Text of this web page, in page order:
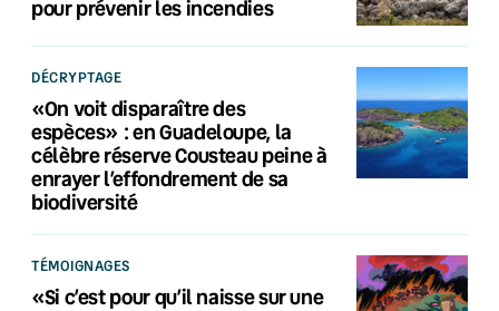
pour prévenir les incendies
DÉCRYPTAGE
«On voit disparaître des
espèces» : en Guadeloupe, la
célèbre réserve Cousteau peine à
enrayer l’effondrement de sa
biodiversité
TÉMOIGNAGES
«Si c’est pour qu’il naisse sur une